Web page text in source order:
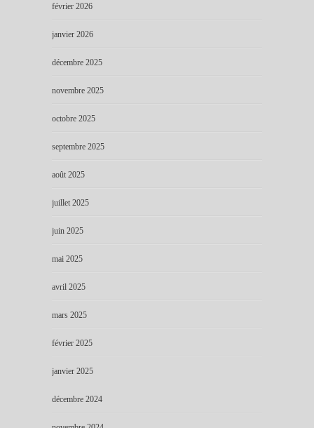
février 2026
janvier 2026
décembre 2025
novembre 2025
octobre 2025
septembre 2025
août 2025
juillet 2025
juin 2025
mai 2025
avril 2025
mars 2025
février 2025
janvier 2025
décembre 2024